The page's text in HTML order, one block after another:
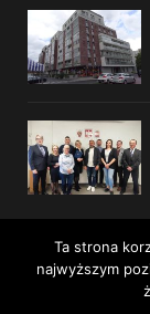
Ta strona
najwyższym